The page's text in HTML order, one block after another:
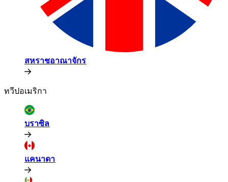
สหราชอาณาจักร​​
ทวีปอเมริกา​​
บราซิล​​
แคนาดา​​